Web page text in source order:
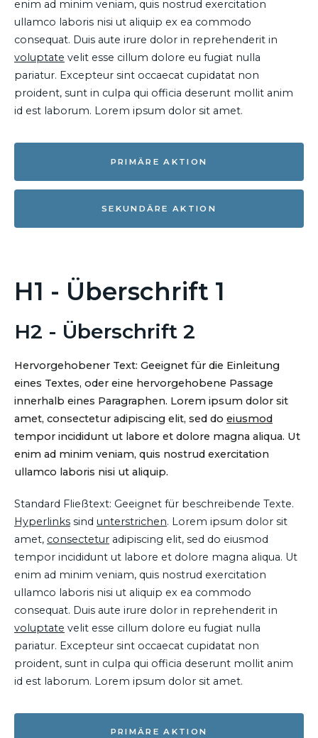
enim ad minim veniam, quis nostrud exercitation
ullamco laboris nisi ut aliquip ex ea commodo
consequat. Duis aute irure dolor in reprehenderit in
voluptate velit esse cillum dolore eu fugiat nulla
pariatur. Excepteur sint occaecat cupidatat non
proident, sunt in culpa qui officia deserunt mollit anim
id est laborum. Lorem ipsum dolor sit amet.
PRIMÄRE AKTION
SEKUNDÄRE AKTION
H1 - Überschrift 1
H2 - Überschrift 2
Hervorgehobener Text: Geeignet für die Einleitung
eines Textes, oder eine hervorgehobene Passage
innerhalb eines Paragraphen. Lorem ipsum dolor sit
amet, consectetur adipiscing elit, sed do eiusmod
tempor incididunt ut labore et dolore magna aliqua. Ut
enim ad minim veniam, quis nostrud exercitation
ullamco laboris nisi ut aliquip.
Standard Fließtext: Geeignet für beschreibende Texte.
Hyperlinks sind unterstrichen. Lorem ipsum dolor sit
amet, consectetur adipiscing elit, sed do eiusmod
tempor incididunt ut labore et dolore magna aliqua. Ut
enim ad minim veniam, quis nostrud exercitation
ullamco laboris nisi ut aliquip ex ea commodo
consequat. Duis aute irure dolor in reprehenderit in
voluptate velit esse cillum dolore eu fugiat nulla
pariatur. Excepteur sint occaecat cupidatat non
proident, sunt in culpa qui officia deserunt mollit anim
id est laborum. Lorem ipsum dolor sit amet.
PRIMÄRE AKTION